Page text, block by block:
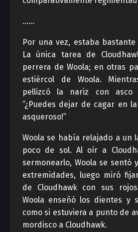
……
Por una vez, estaba
La única tarea de
perrera de Woola; en otras
estiércol de Woola.
pellizcó la nariz con asco
“¿Puedes dejar de cagar en
asqueroso!”
Woola se había relajado a un
poco de sol. Al oír a
sermonearlo, Woola se sentó
extremidades, luego miró
de Cloudhawk con sus
Woola enseñó los dientes y
como si estuviera a punto de
mordisco a Cloudhawk.